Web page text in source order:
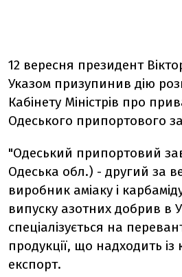
12 вересня президент
Указом призупинив дію
Кабінету Міністрів про
Одеського припортового
"Одеський припортовий
Одеська обл.) - другий за
виробник аміаку і
випуску азотних добрив в
спеціалізується на
продукції, що надходить
експорт.